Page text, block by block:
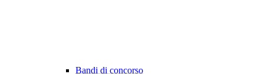
Bandi di concorso